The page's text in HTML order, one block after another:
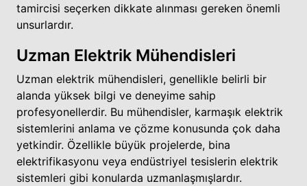
tamircisi seçerken dikkate alınması gereken önemli
unsurlardır.
Uzman Elektrik Mühendisleri
Uzman elektrik mühendisleri, genellikle belirli bir
alanda yüksek bilgi ve deneyime sahip
profesyonellerdir. Bu mühendisler, karmaşık elektrik
sistemlerini anlama ve çözme konusunda çok daha
yetkindir. Özellikle büyük projelerde, bina
elektrifikasyonu veya endüstriyel tesislerin elektrik
sistemleri gibi konularda uzmanlaşmışlardır.